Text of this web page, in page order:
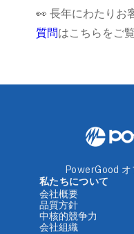
👀 長年にわたりお
質問はこちらをご
PowerGood オ
私たちについて
会社概要
品質方針
中核的競争力
会社組織